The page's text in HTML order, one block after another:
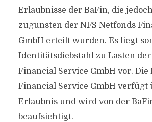
Erlaubnisse der BaFin, die
zugunsten der NFS Netfonds
GmbH erteilt wurden. Es liegt
Identitätsdiebstahl zu Lasten der
Financial Service GmbH vor. Die
Financial Service GmbH verfügt
Erlaubnis und wird von der
beaufsichtigt.